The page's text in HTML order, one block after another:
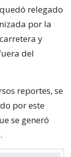
relegado
por la
y
del
reportes, se
por este
se generó